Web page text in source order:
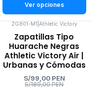
Ver opciones
-48%
OFF
ZG801-M1 Athletic Victory
Zapatillas Tipo
Huarache Negras
Athletic Victory Air |
Urbanas y Cómodas
S/99,00 PEN
S/189,00 PEN